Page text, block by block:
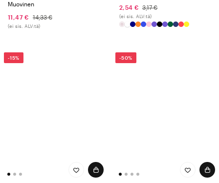
Muovinen
11,47 €
14,33 €
(ei sis. ALV:tä)
2,54 €
3,17 €
(ei sis. ALV:tä)
-15% -50%